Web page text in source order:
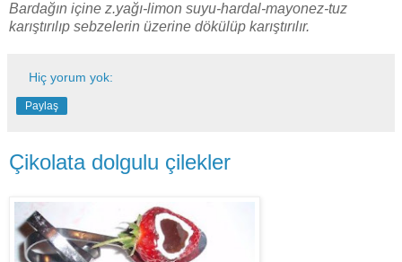
Bardağın içine z.yağı-limon suyu-hardal-mayonez-tuz
karıştırılıp sebzelerin üzerine dökülüp karıştırılır.
Hiç yorum yok:
Paylaş
Çikolata dolgulu çilekler